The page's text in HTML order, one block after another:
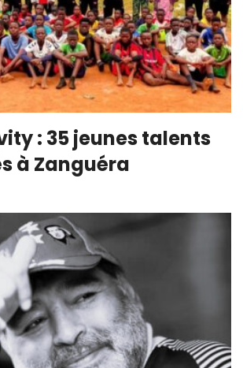
: 35 jeunes talents
à Zanguéra